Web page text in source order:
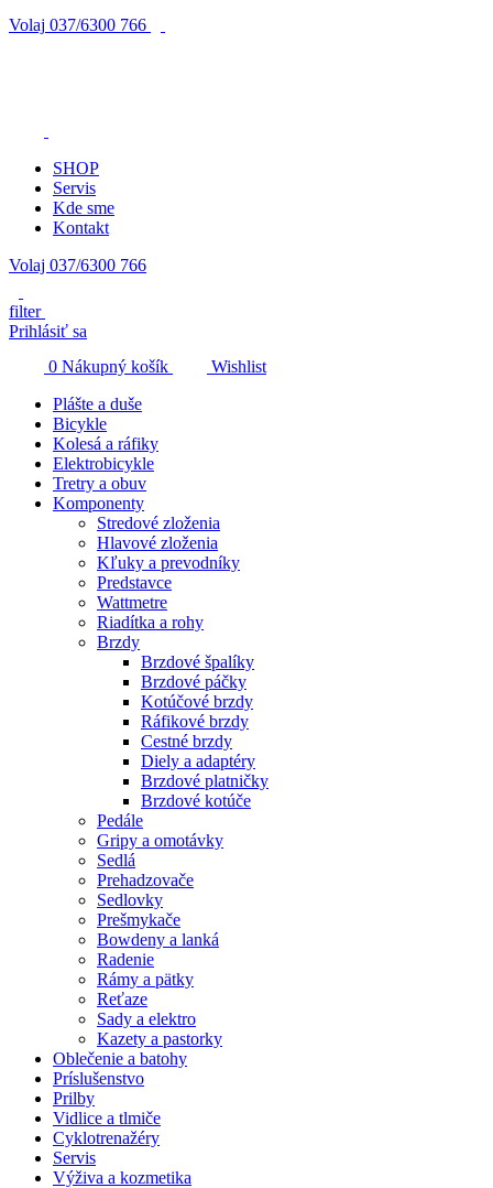
Volaj 037/6300 766
SHOP
Servis
Kde sme
Kontakt
Volaj 037/6300 766
filter
Prihlásiť sa
0 Nákupný košík
Wishlist
Plášte a duše
Bicykle
Kolesá a ráfiky
Elektrobicykle
Tretry a obuv
Komponenty
Stredové zloženia
Hlavové zloženia
Kľuky a prevodníky
Predstavce
Wattmetre
Riadítka a rohy
Brzdy
Brzdové špalíky
Brzdové páčky
Kotúčové brzdy
Ráfikové brzdy
Cestné brzdy
Diely a adaptéry
Brzdové platničky
Brzdové kotúče
Pedále
Gripy a omotávky
Sedlá
Prehadzovače
Sedlovky
Prešmykače
Bowdeny a lanká
Radenie
Rámy a pätky
Reťaze
Sady a elektro
Kazety a pastorky
Oblečenie a batohy
Príslušenstvo
Prilby
Vidlice a tlmiče
Cyklotrenažéry
Servis
Výživa a kozmetika